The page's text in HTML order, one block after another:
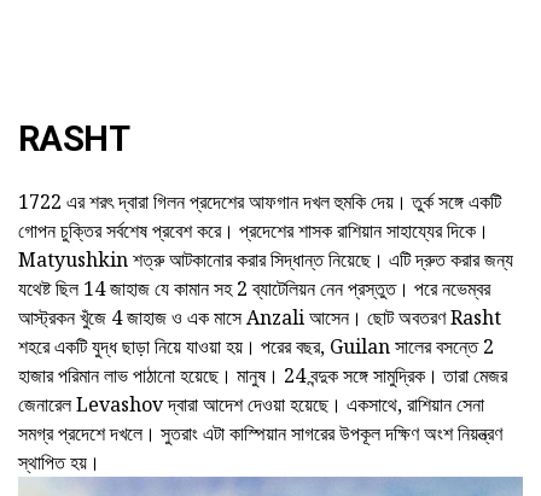
RASHT
1722 এর শরৎ দ্বারা গিলন প্রদেশের আফগান দখল হুমকি দেয়। তুর্ক সঙ্গে একটি
গোপন চুক্তির সর্বশেষ প্রবেশ করে। প্রদেশের শাসক রাশিয়ান সাহায্যের দিকে।
Matyushkin শত্রু আটকানোর করার সিদ্ধান্ত নিয়েছে। এটি দ্রুত করার জন্য
যথেষ্ট ছিল 14 জাহাজ যে কামান সহ 2 ব্যাটেলিয়ন নেন প্রস্তুত। পরে নভেম্বর
আস্ট্রকন খুঁজে 4 জাহাজ ও এক মাসে Anzali আসেন। ছোট অবতরণ Rasht
শহরে একটি যুদ্ধ ছাড়া নিয়ে যাওয়া হয়। পরের বছর, Guilan সালের বসন্তে 2
হাজার পরিমান লাভ পাঠানো হয়েছে। মানুষ। 24 বন্দুক সঙ্গে সামুদ্রিক। তারা মেজর
জেনারেল Levashov দ্বারা আদেশ দেওয়া হয়েছে। একসাথে, রাশিয়ান সেনা
সমগ্র প্রদেশে দখলে। সুতরাং এটা কাস্পিয়ান সাগরের উপকূল দক্ষিণ অংশ নিয়ন্ত্রণ
স্থাপিত হয়।